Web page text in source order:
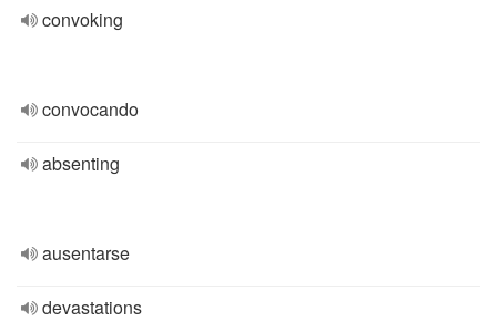
convoking
convocando
absenting
ausentarse
devastations